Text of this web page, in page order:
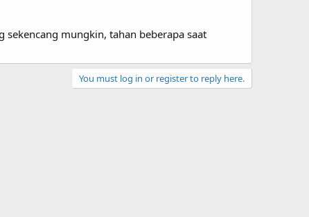
mungkin, tahan beberapa saat
You must log in or register to reply here.